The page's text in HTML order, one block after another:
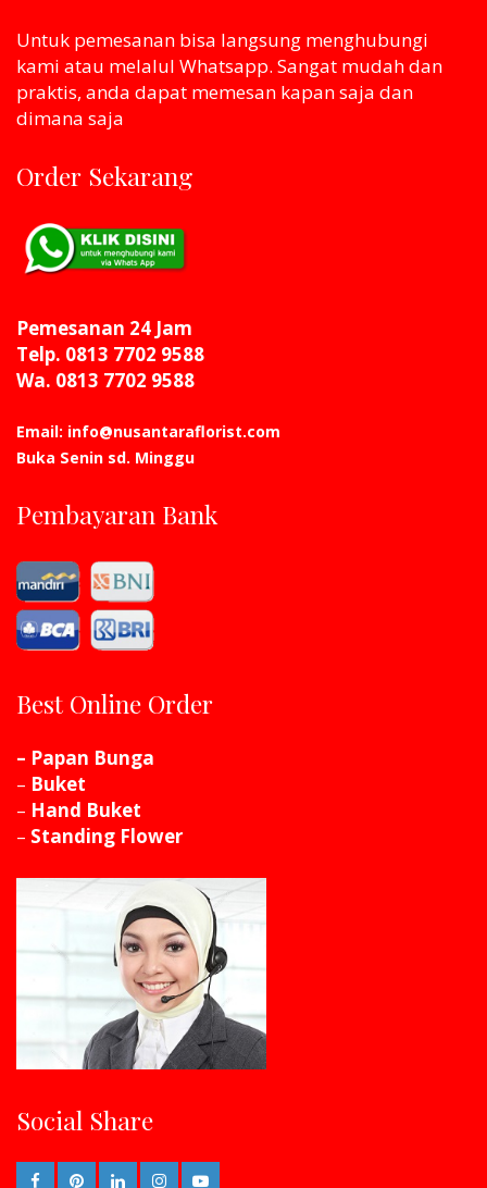
Untuk pemesanan bisa langsung menghubungi
kami atau melaluI Whatsapp. Sangat mudah dan
praktis, anda dapat memesan kapan saja dan
dimana saja
Order Sekarang
Pemesanan 24 Jam
Telp. 0813 7702 9588
Wa. 0813 7702 9588
Email: info@nusantaraflorist.com
Buka Senin sd. Minggu
Pembayaran Bank
Best Online Order
– Papan Bunga
– Buket
– Hand Buket
– Standing Flower
Social Share